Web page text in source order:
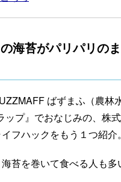
海苔がパリパリの
ばずまふ（農林
ップ』でおなじみの、株
フハックをもう１つ紹介。
苔を巻いて食べる人も多